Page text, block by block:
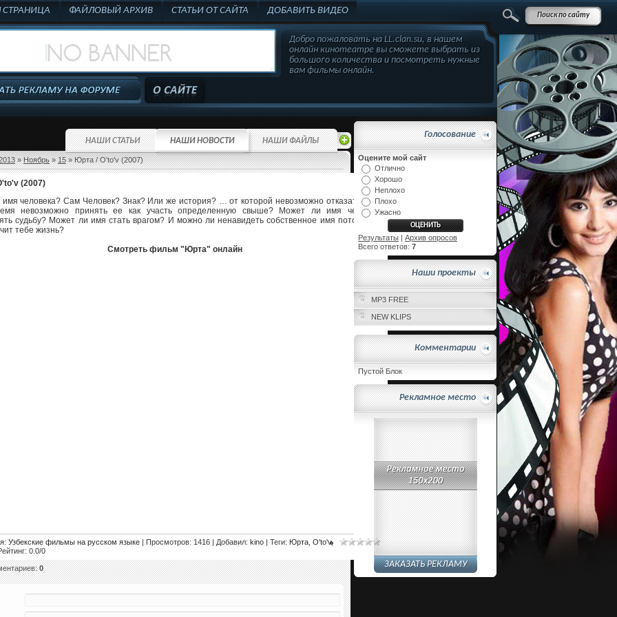
СТРАНИЦА ФАЙЛОВЫЙ АРХИВ СТАТЬИ ОТ САЙТА ДОБАВИТЬ ВИДЕО
Добро пожаловать на LL.clan.su, в нашем
онлайн кинотеатре вы сможете выбрать из
большого количества и посмотреть нужные
вам фильмы онлайн.
НАШИ ФАЙЛЫ
НАШИ НОВОСТИ
НАШИ СТАТЬИ
» Ноябрь » 15» Юрта / O'to'v (2007)
20:16
(2007)
имя человека? Сам Человек? Знак? Или же история? … от которой невозможно отказаться и в
невозможно принять ее как участь определенную свыше? Может ли имя человека
судьбу? Может ли имя стать врагом? И можно ли ненавидеть собственное имя потому, что
тебе жизнь?
Смотреть фильм "Юрта" онлайн
: Узбекские фильмы на русском языке | Просмотров: 1416 | Добавил: kino | Теги: Юрта O'to'v,
: 0.0/0
:0
Голосование
Оцените мой сайт
Отлично
Хорошо
Неплохо
Плохо
Ужасно
Результаты | Архив опросов
Всего ответов: 7
Наши проекты
MP3 FREE
NEW KLIPS
Комментарии
Пустой Блок
Рекламное место
ЗАКАЗАТЬ РЕКЛАМУ